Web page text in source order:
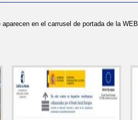
en el carrusel de portada de la WEB